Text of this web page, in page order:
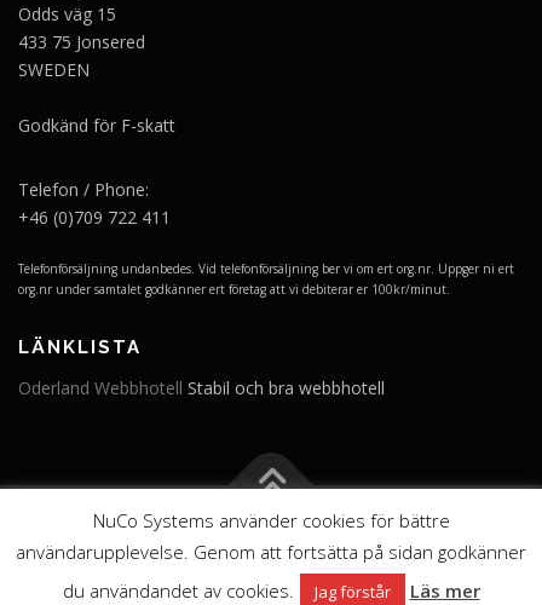
Odds väg 15
433 75 Jonsered
SWEDEN
Godkänd för F-skatt
Telefon / Phone:
+46 (0)709 722 411
Telefonförsäljning undanbedes. Vid telefonförsäljning ber vi om ert org.nr. Uppger ni ert
org.nr under samtalet godkänner ert företag att vi debiterar er 100kr/minut.
LÄNKLISTA
Oderland Webbhotell Stabil och bra webbhotell
Upphovsrätt © 2026 NuCo Systems – Tema OnePressfrån
FameThemes
NuCo Systems använder cookies för bättre
användarupplevelse. Genom att fortsätta på sidan godkänner
du användandet av cookies.
Jag förstår Läs mer